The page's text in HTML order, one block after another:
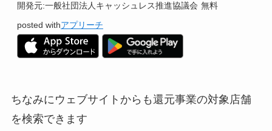
開発元:一般社団法人キャッシュレス推進協議会 無料
posted withアプリーチ
ちなみにウェブサイトからも還元事業の対象店舗
を検索できます